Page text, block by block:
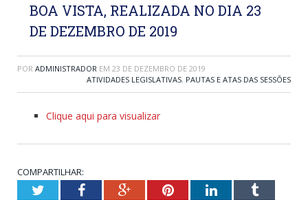
BOA VISTA, REALIZADA NO DIA 23
DE DEZEMBRO DE 2019
POR ADMINISTRADOR EM 23 DE DEZEMBRO DE 2019
ATIVIDADES LEGISLATIVAS, PAUTAS E ATAS DAS SESSÕES
Clique aqui para visualizar
COMPARTILHAR:
TwitterFacebookGoogle+PinterestLinkedInTumblr